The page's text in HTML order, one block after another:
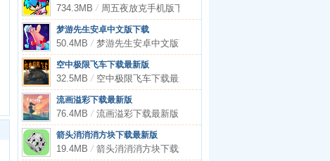
734.3MB/ 周五夜放克手机版下载
梦游先生安卓中文版下载
50.4MB/ 梦游先生安卓中文版下载
空中极限飞车下载最新版
32.5MB/ 空中极限飞车下载最新版
流画溢彩下载最新版
76.4MB/ 流画溢彩下载最新版
箭头消消消方块下载最新版
19.4MB/ 箭头消消消方块下载最新版